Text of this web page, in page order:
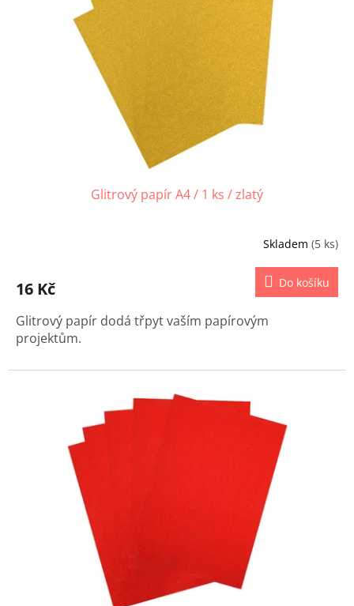
Glitrový papír A4 / 1 ks / zlatý
Skladem (5 ks)
16 Kč Do košíku
Glitrový papír dodá třpyt vaším papírovým
projektům.